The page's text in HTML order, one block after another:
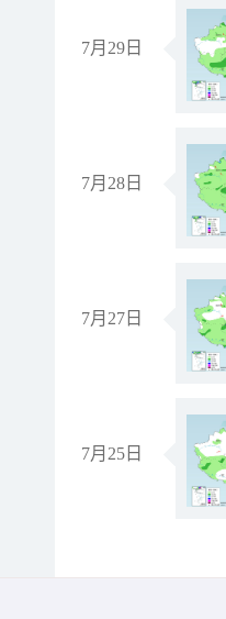
7月29日
7月28日
7月27日
7月25日